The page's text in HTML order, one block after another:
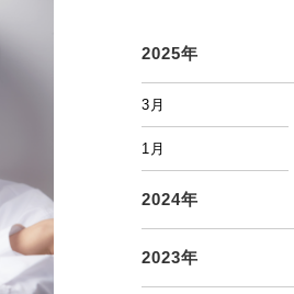
2025年
3月
1月
2024年
2023年